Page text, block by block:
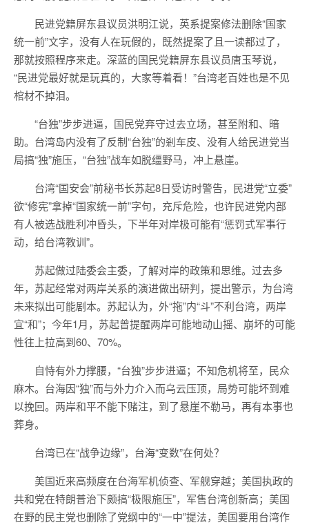
民进党籍屏东县议员洪明江说，英系提案修法删除“国家
统一前”文字，没有人在玩假的，既然提案了且一读都过了，
那就按照程序来走。深蓝的国民党籍屏东县议员唐玉琴说，
“民进党最好就是玩真的，大家等着看！”台湾老百姓也是不见
棺材不掉泪。
“台独”步步进逼，国民党弃守过去立场，甚至附和、暗
助。台湾岛内没有了反制“台独”的剎车皮、没有人给民进党当
局搞“独”施压，“台独”战车如脱缰野马，冲上悬崖。
台湾“国安会”前秘书长苏起8日受访时警告，民进党“立委”
欲“修宪”拿掉“国家统一前”字句，充斥危险，也许民进党内部
有人被选战胜利冲昏头，下半年对岸极可能有“惩罚式军事行
动，给台湾教训”。
苏起做过陆委会主委，了解对岸的政策和思维。过去多
年，苏起经常对两岸关系的演进做出研判，提出警示，为台湾
未来拟出可能剧本。苏起认为，外“拖”内“斗”不利台湾，两岸
宜“和”；今年1月，苏起曾提醒两岸可能地动山摇、崩坏的可能
性往上拉高到60、70%。
自恃有外力撑腰，“台独”步步进逼；不知危机将至，民众
麻木。台海因“独”而与外力介入而乌云压顶，局势可能坏到难
以挽回。两岸和平不能下赌注，到了悬崖不勒马，再有本事也
葬身。
台湾已在“战争边缘”，台海“变数”在何处？
美国近来高频度在台海军机侦查、军舰穿越；美国执政的
共和党在特朗普治下颇搞“极限施压”，军售台湾创新高；美国
在野的民主党也删除了党纲中的“一中”提法，美国要用台湾作